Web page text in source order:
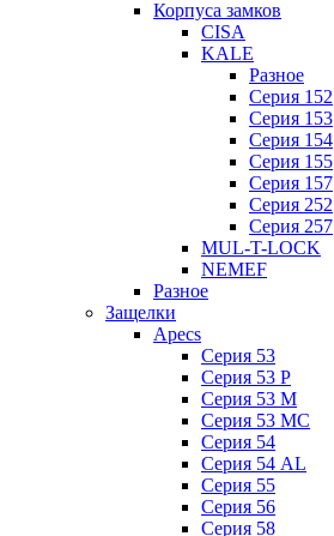
Корпуса замков
CISA
KALE
Разное
Серия 152
Серия 153
Серия 154
Серия 155
Серия 157
Серия 252
Серия 257
MUL-T-LOCK
NEMEF
Разное
Защелки
Apecs
Серия 53
Серия 53 P
Серия 53 М
Серия 53 МC
Серия 54
Серия 54 AL
Серия 55
Серия 56
Серия 58